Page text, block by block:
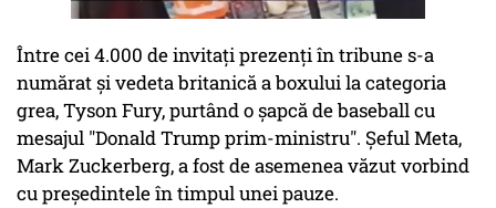
Între cei 4.000 de invitaţi prezenţi în tribune s-a
numărat şi vedeta britanică a boxului la categoria
grea, Tyson Fury, purtând o şapcă de baseball cu
mesajul "Donald Trump prim-ministru". Şeful Meta,
Mark Zuckerberg, a fost de asemenea văzut vorbind
cu preşedintele în timpul unei pauze.